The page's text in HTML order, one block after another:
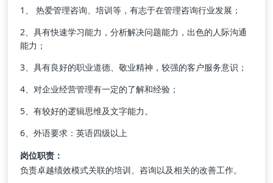
1、 热爱管理咨询、培训等，有志于在管理咨询行业发展；
2、具有快速学习能力，分析解决问题能力，出色的人际沟通
能力；
3、具有良好的职业道德、敬业精神，较强的客户服务意识；
4、对企业经营管理有一定的了解和经验；
5、有较好的逻辑思维及文字能力。
6、外语要求：英语四级以上
岗位职责：
负责卓越绩效模式关联的培训、咨询以及相关的改善工作。